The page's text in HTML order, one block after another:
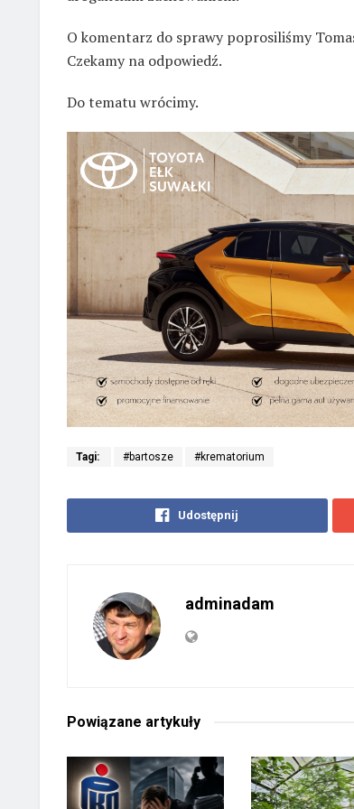
O komentarz do sprawy poprosiliśmy
Czekamy na odpowiedź.
Do tematu wrócimy.
Tagi: #bartosze #krematorium
Udostępnij
adminadam
Powiązane artykuły